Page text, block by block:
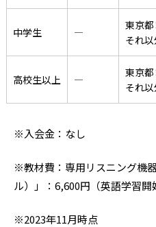
中学生 ―
東京
それ
高校生以上 ―
東京
それ
※入会金：なし
※教材費：専用リスニング機
ル）」：6,600円（英語学習開
※2023年11月時点